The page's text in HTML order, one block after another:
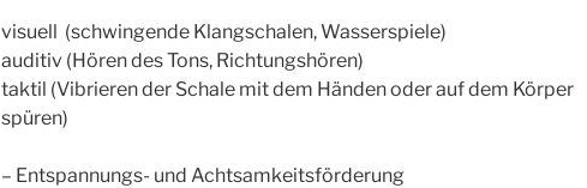
visuell (schwingende Klangschalen, Wasserspiele)
auditiv (Hören des Tons, Richtungshören)
taktil (Vibrieren der Schale mit dem Händen oder auf dem Körper
spüren)
– Entspannungs- und Achtsamkeitsförderung